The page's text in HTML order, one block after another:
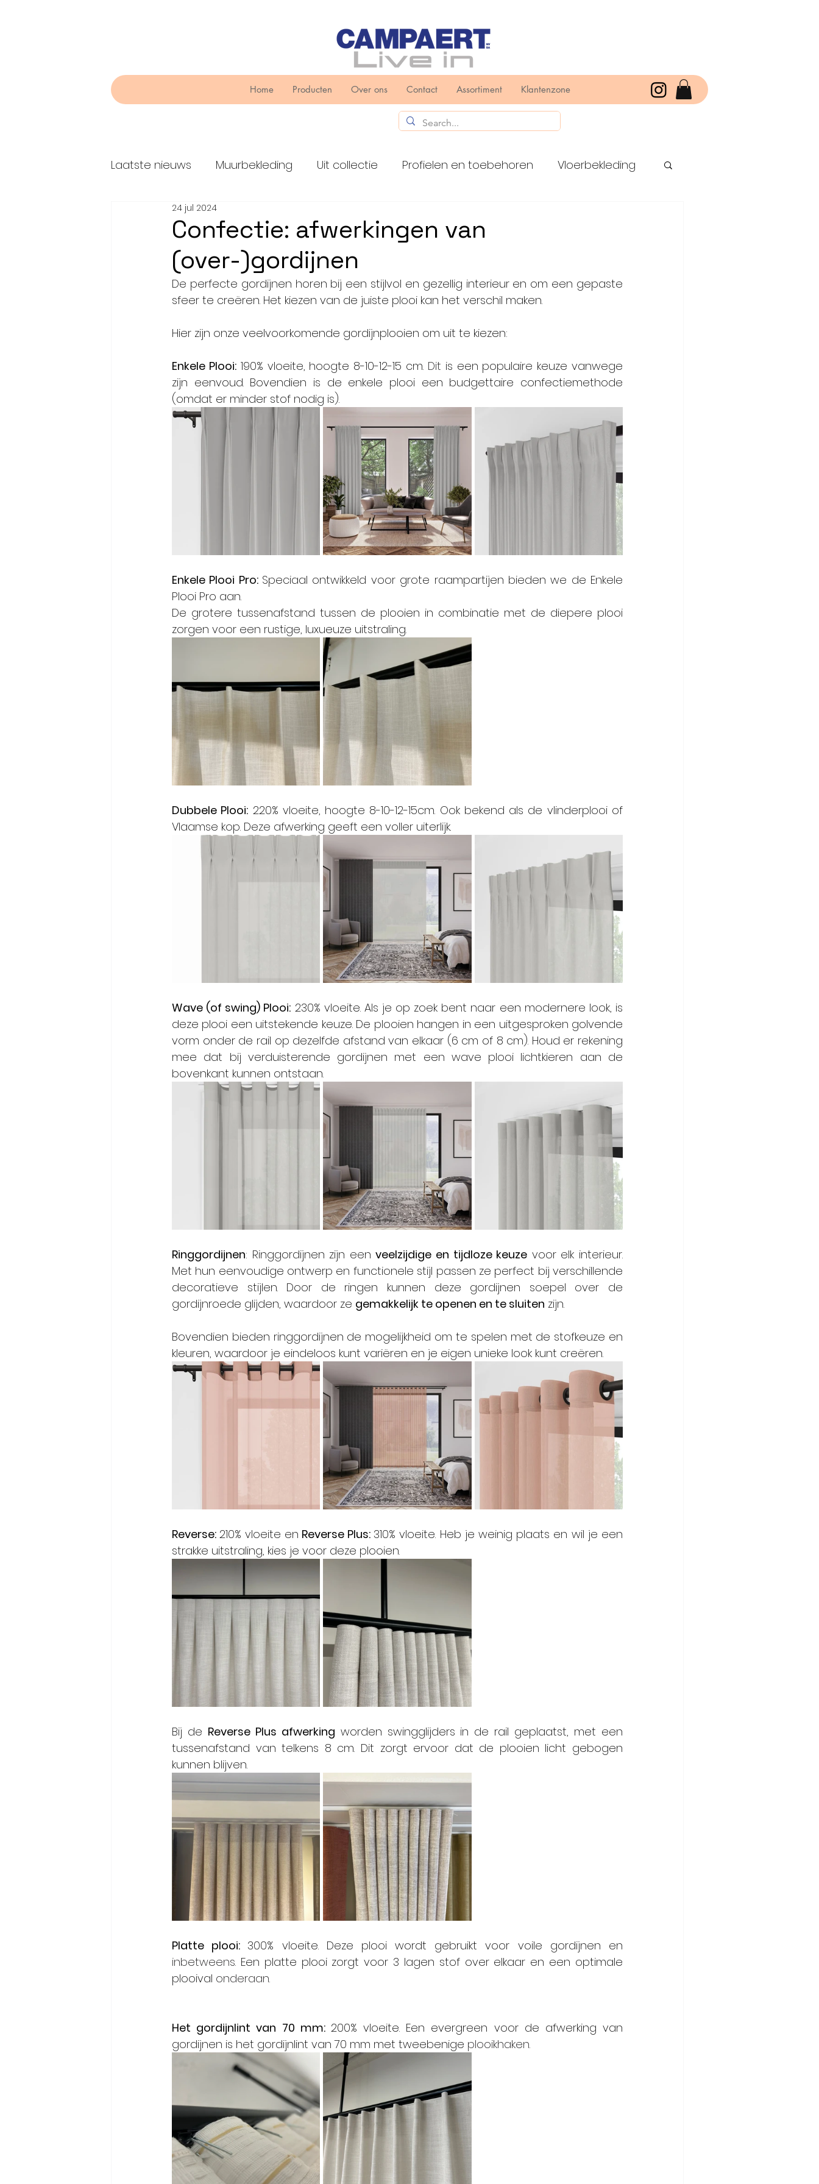
Home Producten Over ons Contact Assortiment Klantenzone
Laatste nieuws Muurbekleding Uit collectie Profielen en toebehoren Vloerbekleding
Raambekleding
Confectie: afwerkingen van
(over-)gordijnen
24 jul 2024
De perfecte gordijnen horen bij een stijlvol en gezellig interieur en om een gepaste
sfeer te creëren. Het kiezen van de juiste plooi kan het verschil maken.
Hier zijn onze veelvoorkomende gordijnplooien om uit te kiezen:
Enkele Plooi: 190% vloeite, hoogte 8-10-12-15 cm. Dit is een populaire keuze vanwege
zijn eenvoud. Bovendien is de enkele plooi een budgettaire confectiemethode
(omdat er minder stof nodig is).
Enkele Plooi Pro: Speciaal ontwikkeld voor grote raampartijen bieden we de Enkele
Plooi Pro aan.
De grotere tussenafstand tussen de plooien in combinatie met de diepere plooi
zorgen voor een rustige, luxueuze uitstraling.
Dubbele Plooi: 220% vloeite, hoogte 8-10-12-15cm. Ook bekend als de vlinderplooi of
Vlaamse kop. Deze afwerking geeft een voller uiterlijk.
Wave (of swing) Plooi: 230% vloeite. Als je op zoek bent naar een modernere look, is
deze plooi een uitstekende keuze. De plooien hangen in een uitgesproken golvende
vorm onder de rail op dezelfde afstand van elkaar (6 cm of 8 cm). Houd er rekening
mee dat bij verduisterende gordijnen met een wave plooi lichtkieren aan de
bovenkant kunnen ontstaan.
Ringgordijnen: Ringgordijnen zijn een veelzijdige en tijdloze keuze voor elk interieur.
Met hun eenvoudige ontwerp en functionele stijl passen ze perfect bij verschillende
decoratieve stijlen. Door de ringen kunnen deze gordijnen soepel over de
gordijnroede glijden, waardoor ze gemakkelijk te openen en te sluiten zijn.
Bovendien bieden ringgordijnen de mogelijkheid om te spelen met de stofkeuze en
kleuren, waardoor je eindeloos kunt variëren en je eigen unieke look kunt creëren.
Reverse: 210% vloeite en Reverse Plus: 310% vloeite. Heb je weinig plaats en wil je een
strakke uitstraling, kies je voor deze plooien.
Bij de Reverse Plus afwerking worden swingglijders in de rail geplaatst, met een
tussenafstand van telkens 8 cm. Dit zorgt ervoor dat de plooien licht gebogen
kunnen blijven.
Platte plooi:
inbetweens. Een platte plooi zorgt voor 3 lagen stof over elkaar en een optimale
plooival onderaan.
Het gordijnlint van 70 mm: 200% vloeite. Een evergreen voor de afwerking van
gordijnen is het gordijnlint van 70 mm met tweebenige plooikhaken.